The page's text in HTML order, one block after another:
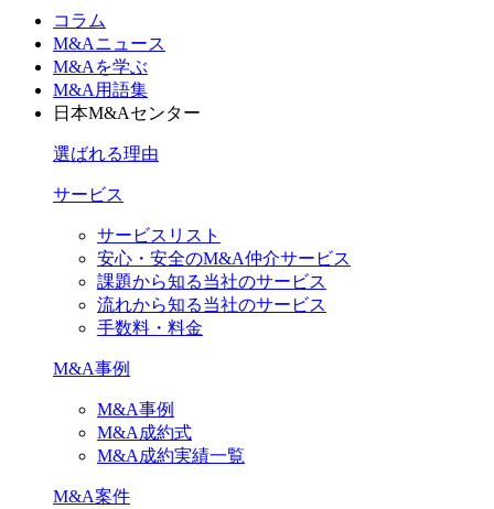
コラム
M&Aニュース
M&Aを学ぶ
M&A用語集
日本M&Aセンター
選ばれる理由
サービス
サービスリスト
安心・安全のM&A仲介サービス
課題から知る当社のサービス
流れから知る当社のサービス
手数料・料金
M&A事例
M&A事例
M&A成約式
M&A成約実績一覧
M&A案件